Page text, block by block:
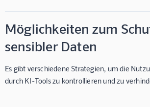
Möglichkeiten zum
sensibler Daten
Es gibt verschiedene Strategien, um die
durch KI-Tools zu kontrollieren und zu